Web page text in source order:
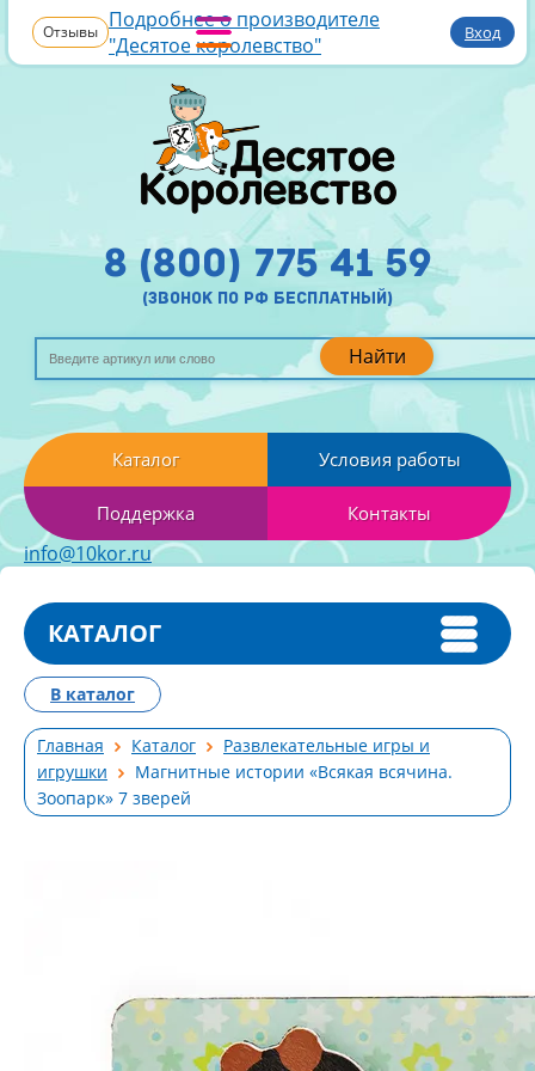
Отзывы Подробнее о производителе
"Десятое королевство"
Вход
Найти
8 (800) 775 41 59
(звонок по рф бесплатный)
Каталог Условия работы
Поддержка Контакты
info@10kor.ru
КАТАЛОГ
Главная Каталог
Развлекательные игры и
игрушки
Магнитные истории «Всякая всячина.
Зоопарк» 7 зверей
В каталог